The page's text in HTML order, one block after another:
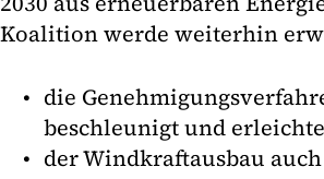
Koalition werde weiterhin
die
beschleunigt und
der Windkraftausbau